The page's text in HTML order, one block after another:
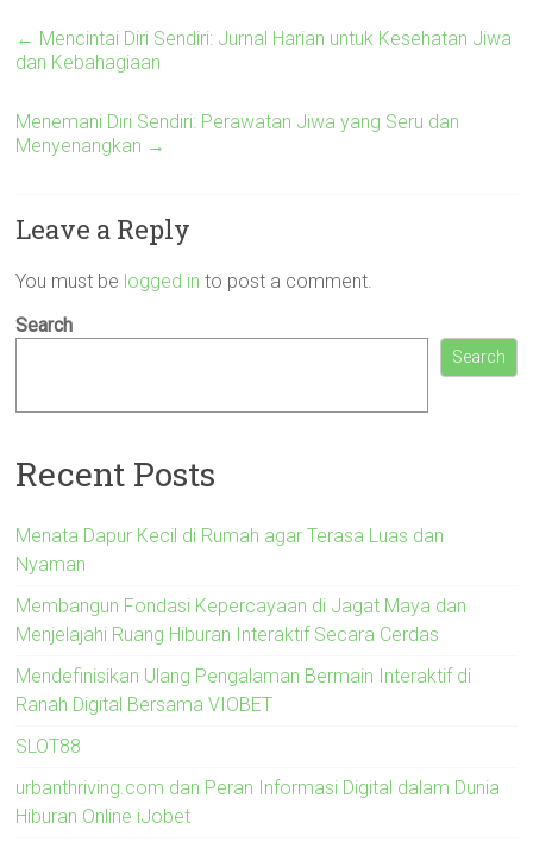
← Mencintai Diri Sendiri: Jurnal Harian untuk Kesehatan Jiwa
dan Kebahagiaan
Menemani Diri Sendiri: Perawatan Jiwa yang Seru dan
Menyenangkan →
Leave a Reply
You must be logged in to post a comment.
Search
Search
Recent Posts
Menata Dapur Kecil di Rumah agar Terasa Luas dan
Nyaman
Membangun Fondasi Kepercayaan di Jagat Maya dan
Menjelajahi Ruang Hiburan Interaktif Secara Cerdas
Mendefinisikan Ulang Pengalaman Bermain Interaktif di
Ranah Digital Bersama VIOBET
SLOT88
urbanthriving.com dan Peran Informasi Digital dalam Dunia
Hiburan Online iJobet